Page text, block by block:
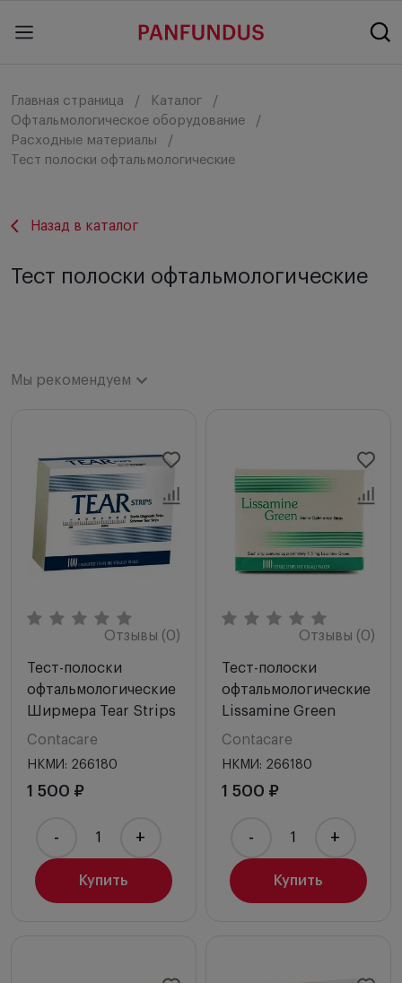
Главная страница
Каталог
Офтальмологическое оборудование
Расходные материалы
Тест полоски офтальмологические
Назад в каталог
Тест полоски офтальмологические
Мы рекомендуем
Цена по возрастанию
Цена по убыванию
Сначала с высоким рейтингом
Отзывы (0)
Тест-полоски
офтальмологические
Ширмера Tear Strips
Contacare
НКМИ: 266180
1 500 ₽
Купить
- +
Отзывы (0)
Тест-полоски
офтальмологические
Lissamine Green
Contacare
НКМИ: 266180
1 500 ₽
Купить
- +